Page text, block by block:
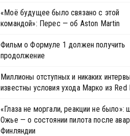
«Моё будущее было связано с этой
командой»: Перес — об Aston Martin
Фильм о Формуле 1 должен получить
продолжение
Миллионы отступных и никаких
известны условия ухода Марко из Red
«Глаза не моргали, реакции не было»:
Ожье — о состоянии пилота после
Финляндии